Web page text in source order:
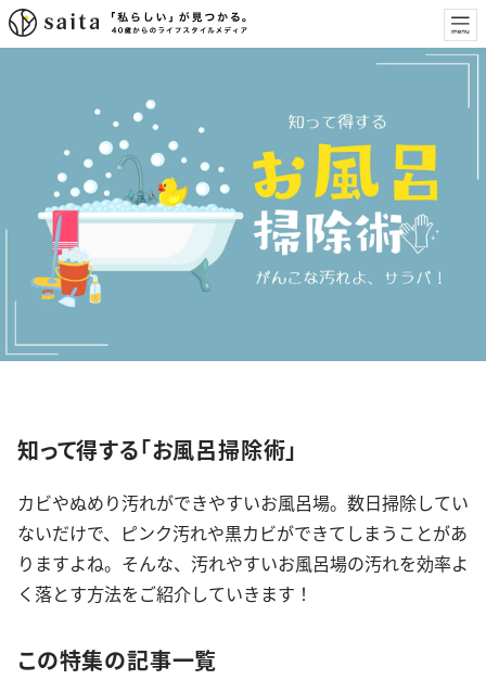
知って得する「お風呂掃除術」
カビやぬめり汚れができやすいお風呂場。数日掃除してい
ないだけで、ピンク汚れや黒カビができてしまうことがあ
りますよね。そんな、汚れやすいお風呂場の汚れを効率よ
く落とす方法をご紹介していきます！
この特集の記事一覧